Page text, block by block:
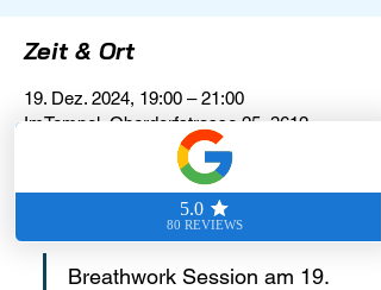
Zeit & Ort
19. Dez. 2024, 19:00 – 21:00
ImTempel, Oberdorfstrasse 25, 3612
Steffisburg, Schweiz
Summary Veranstaltung
Breathwork Session am 19.